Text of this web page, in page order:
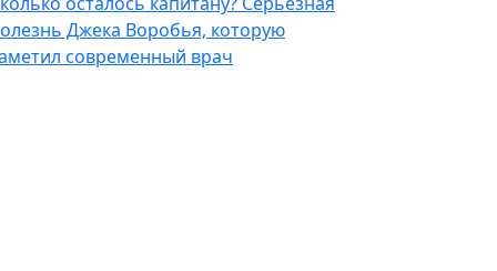
Джека Воробья, которую
современный врач